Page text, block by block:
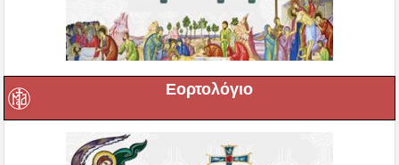
Εορτολόγιο